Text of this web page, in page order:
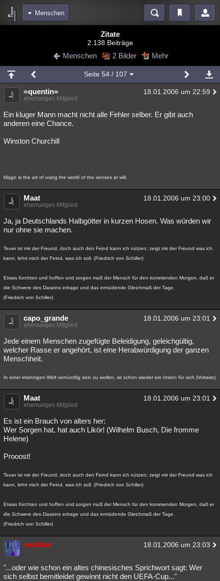
Menschen
Blogs Videos
Chat Wiki Neuigkeiten
meine Rubriken
Menschen Wissenschaft Mystery Kriminalfälle
Spiritualität Verschwörungen Technologie Ufologie
Astronomie Helpdesk Gruppen
Musik Allmystery English
Besucht Teilgenommen
Lesenswert Schlüsselwörter
Zitate
2.138 Beiträge
Menschen 2 Bilder Mehr
Seite 54/ 107
=quentin= 18.01.2006 um 22:59
ehemaliges Mitglied
Ein kluger Mann macht nicht alle Fehler selber. Er gibt auch
anderen eine Chance.
Winston Churchill
Magic is the art of using the world of the senses at will.
Maat 18.01.2006 um 23:00
ehemaliges Mitglied
Ja, ja Deutschlands Halbgötter in kurzen Hosen. Was würden wir
nur ohne sie machen.
Teuer ist mir der Freund, doch auch den Feind kann ich nützen; zeigt mir der Freund was ich
kann, lehrt mich der Feind, was ich soll. (Friedrich von Schiller)
Etwas fürchten und hoffen und sorgen muß der Mensch für den kommenden Morgen, daß er
die Schwere des Daseins ertrage und das ermüdende Gleichmaß der Tage.
(Friedrich von Schiller)
capo_grande 18.01.2006 um 23:01
ehemaliges Mitglied
Jede einem Menschen zugefügte Beleidigung, geleichgültig,
welcher Rasse er angehört, ist eine Herabwürdigung der ganzen
Menschheit.
In einer irrsinnigen Welt vernünftig sein zu wollen, ist schon wieder ein Irrsinn für sich (Voltaire)
Maat 18.01.2006 um 23:01
ehemaliges Mitglied
Es ist ein Brauch von alters her:
Wer Sorgen hat, hat auch Likör! (Wilhelm Busch, Die fromme
Helene)
Prooost!
Teuer ist mir der Freund, doch auch den Feind kann ich nützen; zeigt mir der Freund was ich
kann, lehrt mich der Feind, was ich soll. (Friedrich von Schiller)
Etwas fürchten und hoffen und sorgen muß der Mensch für den kommenden Morgen, daß er
die Schwere des Daseins ertrage und das ermüdende Gleichmaß der Tage.
(Friedrich von Schiller)
nachbar 18.01.2006 um 23:03
"...oder wie schon ein altes chinesisches Sprichwort sagt: Wer
sich selbst bemitleidet gewinnt nicht den UEFA-Cup..."